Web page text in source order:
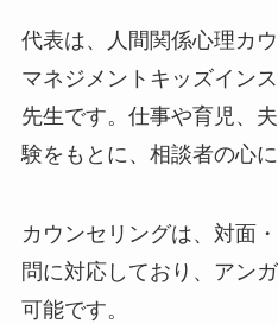
代表は、人間関係心理カ
マネジメントキッズイン
先生です。仕事や育児、
験をもとに、相談者の心
カウンセリングは、対面
問に対応しており、アン
可能です。